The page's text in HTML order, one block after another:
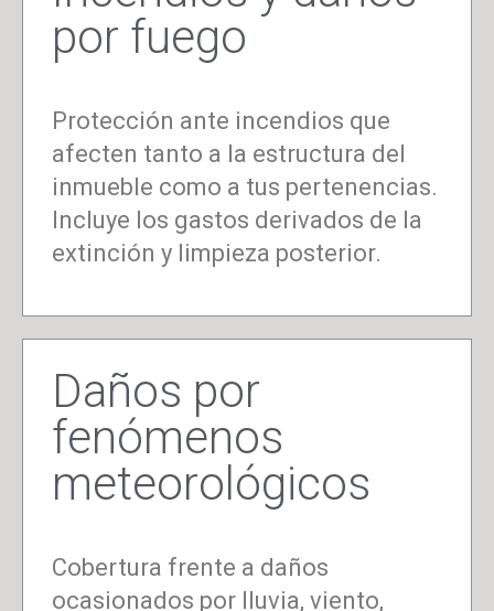
por fuego
Protección ante incendios que
afecten tanto a la estructura del
inmueble como a tus pertenencias.
Incluye los gastos derivados de la
extinción y limpieza posterior.
Daños por
fenómenos
meteorológicos
Cobertura frente a daños
ocasionados por lluvia, viento,